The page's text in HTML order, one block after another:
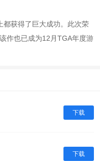
获得了巨大成功。此次荣
作也已成为12月TGA年度游
下载
下载